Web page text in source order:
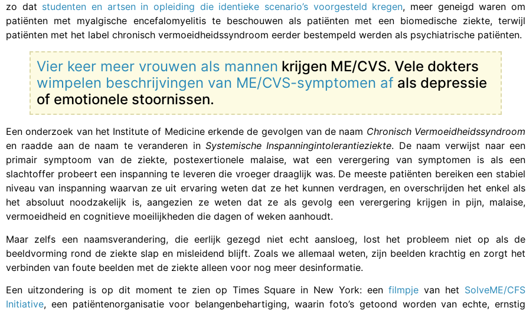
zo dat studenten en artsen in opleiding die identieke scenario’s voorgesteld kregen, meer geneigd waren om
patiënten met myalgische encefalomyelitis te beschouwen als patiënten met een biomedische ziekte, terwijl
patiënten met het label chronisch vermoeidheidssyndroom eerder bestempeld werden als psychiatrische patiënten.
Vier keer meer vrouwen als mannen krijgen ME/CVS. Vele dokters
wimpelen beschrijvingen van ME/CVS-symptomen af als depressie
of emotionele stoornissen.
Een onderzoek van het Institute of Medicine erkende de gevolgen van de naam Chronisch Vermoeidheidssyndroom
en raadde aan de naam te veranderen in Systemische Inspanningintolerantieziekte. De naam verwijst naar een
primair symptoom van de ziekte, postexertionele malaise, wat een verergering van symptomen is als een
slachtoffer probeert een inspanning te leveren die vroeger draaglijk was. De meeste patiënten bereiken een stabiel
niveau van inspanning waarvan ze uit ervaring weten dat ze het kunnen verdragen, en overschrijden het enkel als
het absoluut noodzakelijk is, aangezien ze weten dat ze als gevolg een verergering krijgen in pijn, malaise,
vermoeidheid en cognitieve moeilijkheden die dagen of weken aanhoudt.
Maar zelfs een naamsverandering, die eerlijk gezegd niet echt aansloeg, lost het probleem niet op als de
beeldvorming rond de ziekte slap en misleidend blijft. Zoals we allemaal weten, zijn beelden krachtig en zorgt het
verbinden van foute beelden met de ziekte alleen voor nog meer desinformatie.
Een uitzondering is op dit moment te zien op Times Square in New York: eenfilmpje van het SolveME/CFS
Initiative, een patiëntenorganisatie voor belangenbehartiging, waarin foto’s getoond worden van echte, ernstig